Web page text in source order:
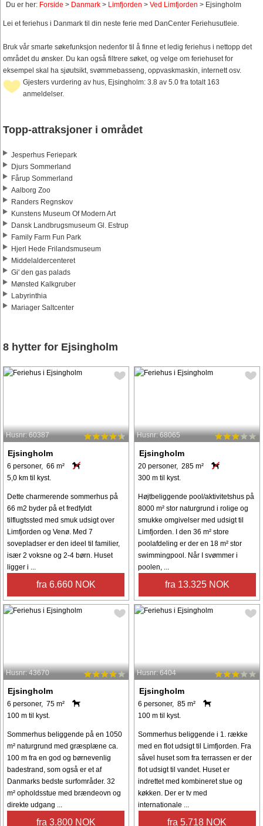
Du er her: Forside > Danmark > Limfjorden > Ved Limfjorden > Ejsingholm
Lei et feriehus i Danmark til din neste ferie med DanCenter Feriehusutleie.
Bruk vår smarte søkefunksjon nedenfor til å finne et ledig feriehus i nettopp det
området du ønsker. Du kan også filtrere søket, og velge om feriehuset for
eksempel skal ha sjøutsikt, svømmebasseng, oppvaskmaskin, internett osv.
Gjesters vurdering av hus, Ejsingholm: 3.8 av 5.0 fra totalt 163
anmeldelser.
Topp-attraksjoner i området
Jesperhus Feriepark
Djurs Sommerland
Fårup Sommerland
Aalborg Zoo
Randers Regnskov
Kunstens Museum Of Modern Art
Dansk Landbrugsmuseum Gl. Estrup
Family Farm Fun Park
Hjerl Hede Frilandsmuseum
Middelaldercenteret
Gi' den gas palads
Mønsted Kalkgruber
Labyrinthia
Mariager Saltcenter
8 hytter for Ejsingholm
Husnr: 60387
Ejsingholm
6 personer, 66 m²
5,0 km til kyst.
Dette charmerende sommerhus på
66 m2 byder på et fredfyldt
tilflugtssted med smuk udsigt over
Limfjorden og Venø. Med 7
sovepladser er den ideel til familier,
især 2 voksne og 2-4 børn. Huset
ligger i ...
fra 6.660 NOK
Husnr: 68065
Ejsingholm
20 personer, 285 m²
300 m til kyst.
Højtbeliggende pool/aktivitetshus på
8000 m² stor naturgrund i rolige og
smukke omgivelser med udsigt til
Limfjorden. I den 36 m² store
poolafdeling er der en 18 m² stor
swimmingpool. Når I svømmer i
poolen, ...
fra 13.325 NOK
Husnr: 43670
Ejsingholm
6 personer, 75 m²
100 m til kyst.
Sommerhus beliggende på en 1050
m² naturgrund med græsplæne ca.
100 m fra en god og børnevenlig
badestrand, som også er et af
Danmarks bedste surfområder. 32
m² opholdsstue med brændeovn og
direkte udgang ...
fra 3.800 NOK
Husnr: 6404
Ejsingholm
6 personer, 85 m²
100 m til kyst.
Sommerhus beliggende i 1. række
med en flot udsigt til Limfjorden. Fra
såvel huset som fra terrassen er der
flot udsigt til vandet. Huset er
indrettet med kombineret stue og
køkken. Der er tv med
internationale ...
fra 5.718 NOK